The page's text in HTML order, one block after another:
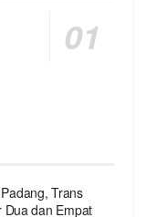
Trans
Dua dan Empat